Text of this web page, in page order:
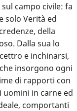
campo civile: fa
solo Verità ed
della
Dalla sua lo
e inchinarsi,
insorgono ogni
di rapporti con
uomini in carne ed
comportanti